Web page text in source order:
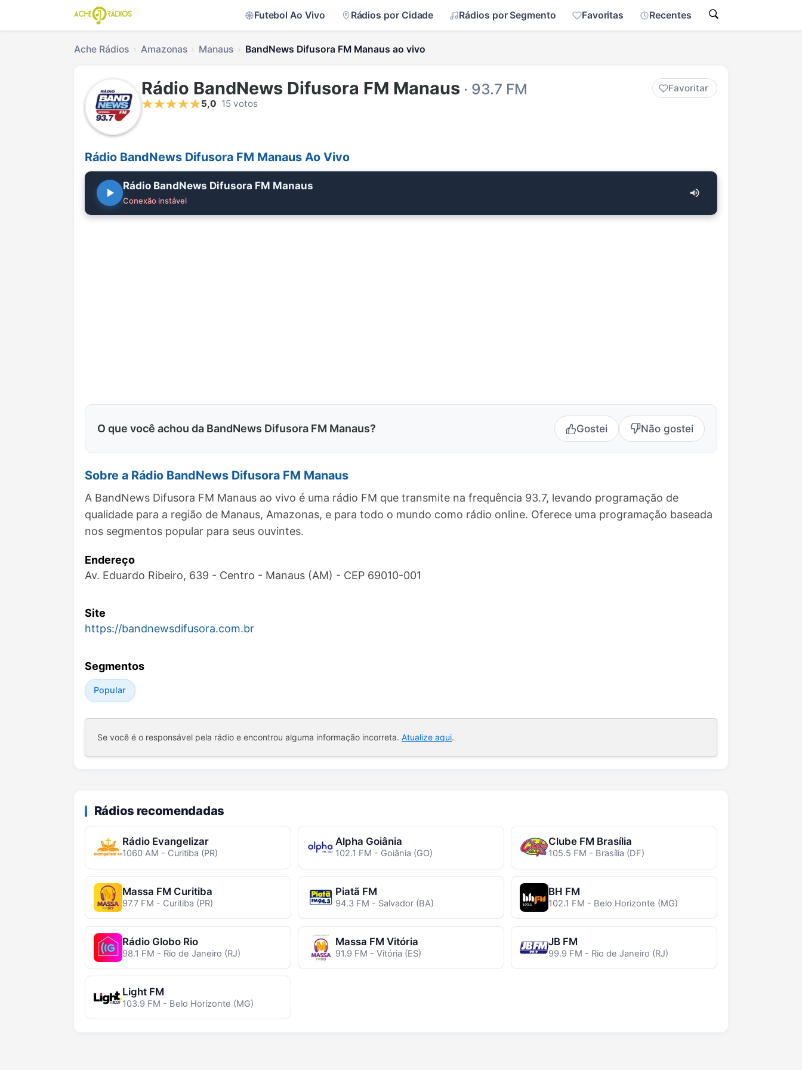
Futebol Ao Vivo Rádios por Cidade Rádios por Segmento Favoritas Recentes
Ache Rádios Amazonas Manaus BandNews Difusora FM Manaus ao vivo
Rádio BandNews Difusora FM Manaus · 93.7 FM
Favoritar
5,0 15 votos
Rádio BandNews Difusora FM Manaus Ao Vivo
Rádio BandNews Difusora FM Manaus
Conexão instável
O que você achou da BandNews Difusora FM Manaus? Gostei Não gostei
Sobre a Rádio BandNews Difusora FM Manaus
A BandNews Difusora FM Manaus ao vivo é uma rádio FM que transmite na frequência 93.7, levando programação de
qualidade para a região de Manaus, Amazonas, e para todo o mundo como rádio online. Oferece uma programação baseada
nos segmentos popular para seus ouvintes.
Endereço
Av. Eduardo Ribeiro, 639 - Centro - Manaus (AM) - CEP 69010-001
Site
https://bandnewsdifusora.com.br
Segmentos
Popular
Se você é o responsável pela rádio e encontrou alguma informação incorreta. Atualize aqui.
Rádios recomendadas
Rádio Evangelizar
1060 AM - Curitiba (PR)
Alpha Goiânia
102.1 FM - Goiânia (GO)
Clube FM Brasília
105.5 FM - Brasília (DF)
Massa FM Curitiba
97.7 FM - Curitiba (PR)
Piatã FM
94.3 FM - Salvador (BA)
BH FM
102.1 FM - Belo Horizonte (MG)
Rádio Globo Rio
98.1 FM - Rio de Janeiro (RJ)
Massa FM Vitória
91.9 FM - Vitória (ES)
JB FM
99.9 FM - Rio de Janeiro (RJ)
Light FM
103.9 FM - Belo Horizonte (MG)